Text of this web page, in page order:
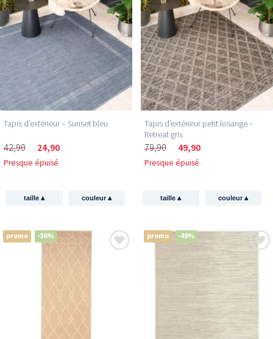
Tapis d’extérieur – Sunset bleu
42,90 24,90
Presque épuisé
taille▴ couleur▴
Tapis d’extérieur petit losange –
Retreat gris
79,90 49,90
Presque épuisé
taille▴ couleur▴
promo -36% promo -49%